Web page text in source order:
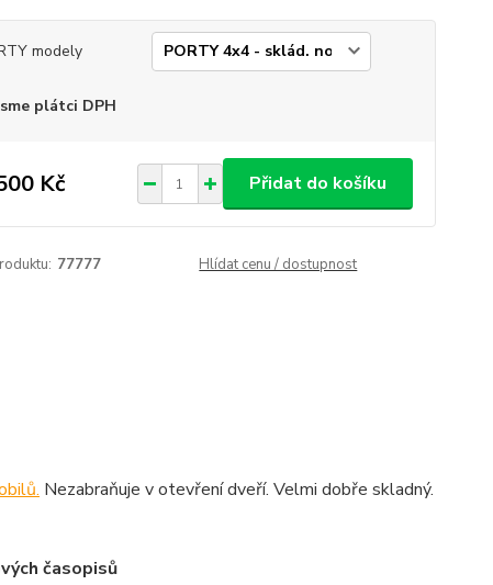
modely
plátci DPH
Kč Přidat do košíku
77777 Hlídat cenu / dostupnost
Nezabraňuje v otevření dveří. Velmi dobře skladný.
časopisů